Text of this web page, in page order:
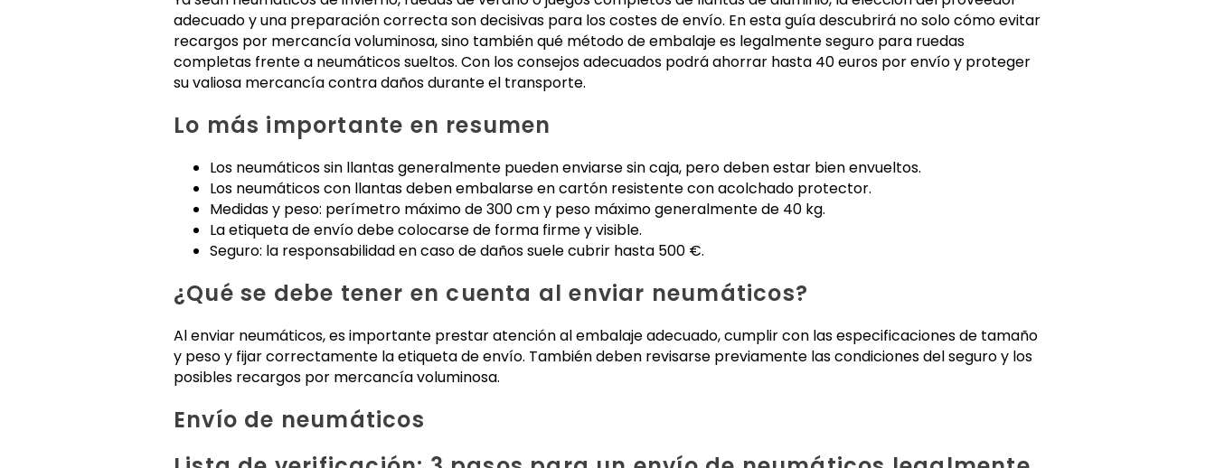
adecuado y una preparación correcta son decisivas para los costes de envío. En esta guía descubrirá no solo cómo evitar
recargos por mercancía voluminosa, sino también qué método de embalaje es legalmente seguro para ruedas
completas frente a neumáticos sueltos. Con los consejos adecuados podrá ahorrar hasta 40 euros por envío y proteger
su valiosa mercancía contra daños durante el transporte.
Lo más importante en resumen
Los neumáticos sin llantas generalmente pueden enviarse sin caja, pero deben estar bien envueltos.
Los neumáticos con llantas deben embalarse en cartón resistente con acolchado protector.
Medidas y peso: perímetro máximo de 300 cm y peso máximo generalmente de 40 kg.
La etiqueta de envío debe colocarse de forma firme y visible.
Seguro: la responsabilidad en caso de daños suele cubrir hasta 500 €.
¿Qué se debe tener en cuenta al enviar neumáticos?
Al enviar neumáticos, es importante prestar atención al embalaje adecuado, cumplir con las especificaciones de tamaño
y peso y fijar correctamente la etiqueta de envío. También deben revisarse previamente las condiciones del seguro y los
posibles recargos por mercancía voluminosa.
Envío de neumáticos